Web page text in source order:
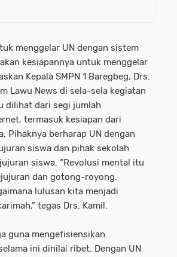
menggelar UN dengan sistem
kesiapannya untuk menggelar
Kepala SMPN 1 Baregbeg, Drs.
Lawu News di sela-sela kegiatan
dilihat dari segi jumlah
termasuk kesiapan dari
Pihaknya berharap UN dengan
siswa dan pihak sekolah
siswa. “Revolusi mental itu
dan gotong-royong.
lulusan kita menjadi
tegas Drs. Kamil.
guna mengefisiensikan
ini dinilai ribet. Dengan UN